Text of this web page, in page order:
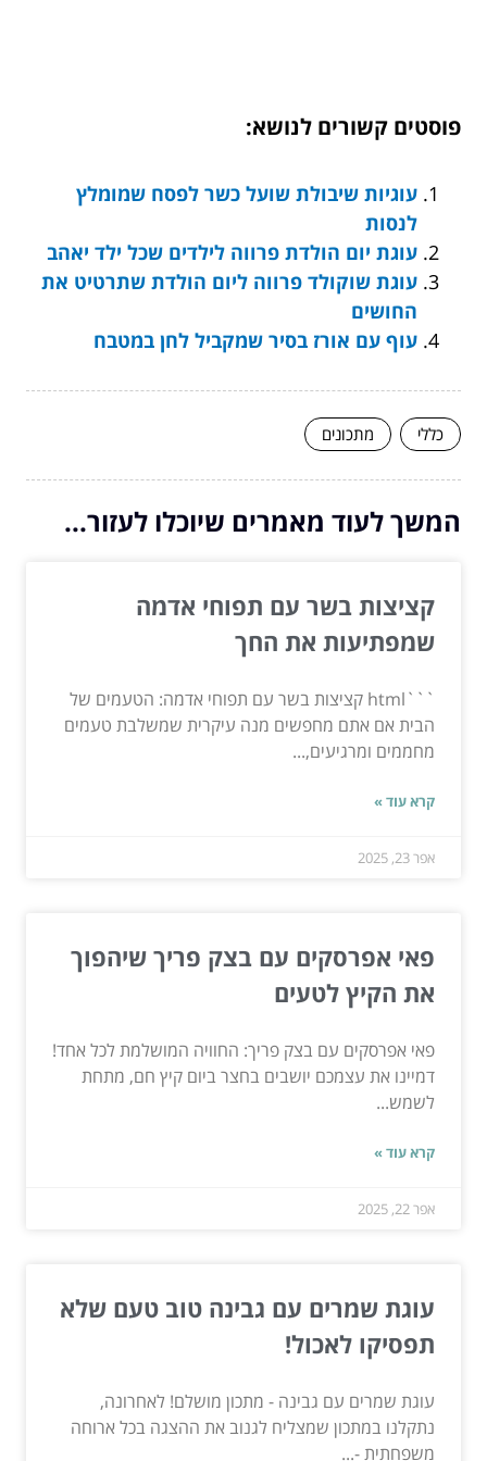
פוסטים קשורים לנושא:
עוגיות שיבולת שועל כשר לפסח שמומלץ
לנסות
עוגת יום הולדת פרווה לילדים שכל ילד יאהב
עוגת שוקולד פרווה ליום הולדת שתרטיט את
החושים
עוף עם אורז בסיר שמקביל לחן במטבח
כללי מתכונים
המשך לעוד מאמרים שיוכלו לעזור...
קציצות בשר עם תפוחי אדמה
שמפתיעות את החך
```html קציצות בשר עם תפוחי אדמה: הטעמים של
הבית אם אתם מחפשים מנה עיקרית שמשלבת טעמים
מחממים ומרגיעים,...
קרא עוד »
אפר 23, 2025
פאי אפרסקים עם בצק פריך שיהפוך
את הקיץ לטעים
פאי אפרסקים עם בצק פריך: החוויה המושלמת לכל אחד!
דמיינו את עצמכם יושבים בחצר ביום קיץ חם, מתחת
לשמש...
קרא עוד »
אפר 22, 2025
עוגת שמרים עם גבינה טוב טעם שלא
תפסיקו לאכול!
עוגת שמרים עם גבינה - מתכון מושלם! לאחרונה,
נתקלנו במתכון שמצליח לגנוב את ההצגה בכל ארוחה
משפחתית -...